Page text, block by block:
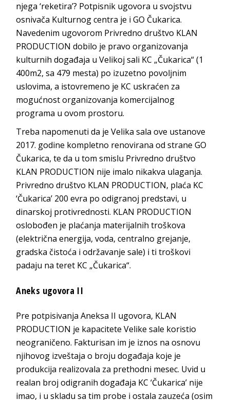
njega ‘reketira’? Potpisnik ugovora u svojstvu
osnivača Kulturnog centra je i GO Čukarica.
Navedenim ugovorom Privredno društvo KLAN
PRODUCTION dobilo je pravo organizovanja
kulturnih događaja u Velikoj sali KC „Čukarica“ (1
400m2, sa 479 mesta) po izuzetno povoljnim
uslovima, a istovremeno je KC uskraćen za
mogućnost organizovanja komercijalnog
programa u ovom prostoru.
Treba napomenuti da je Velika sala ove ustanove
2017. godine kompletno renovirana od strane GO
Čukarica, te da u tom smislu Privredno društvo
KLAN PRODUCTION nije imalo nikakva ulaganja.
Privredno društvo KLAN PRODUCTION, plaća KC
‘Čukarica’ 200 evra po odigranoj predstavi, u
dinarskoj protivrednosti. KLAN PRODUCTION
oslobođen je plaćanja materijalnih troškova
(električna energija, voda, centralno grejanje,
gradska čistoća i održavanje sale) i ti troškovi
padaju na teret KC „Čukarica“.
Aneks ugovora II
Pre potpisivanja Aneksa II ugovora, KLAN
PRODUCTION je kapacitete Velike sale koristio
neograničeno. Fakturisan im je iznos na osnovu
njihovog izveštaja o broju događaja koje je
produkcija realizovala za prethodni mesec. Uvid u
realan broj odigranih događaja KC ‘Čukarica’ nije
imao, i u skladu sa tim probe i ostala zauzeća (osim